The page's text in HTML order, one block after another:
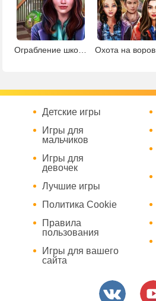
Ограбление школы Охота на воров
Детские игры
Игры для
мальчиков
Игры для
девочек
Лучшие игры
Политика Cookie
Правила
пользования
Игры для вашего
сайта